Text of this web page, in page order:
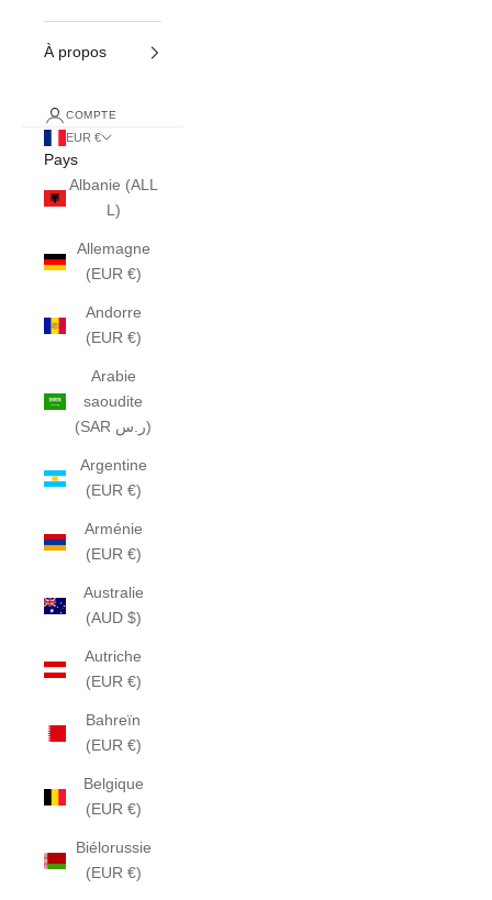
À propos
COMPTE
EUR €
Pays
Albanie (ALL
L)
Allemagne
(EUR €)
Andorre
(EUR €)
Arabie
saoudite
(SAR ر.س)
Argentine
(EUR €)
Arménie
(EUR €)
Australie
(AUD $)
Autriche
(EUR €)
Bahreïn
(EUR €)
Belgique
(EUR €)
Biélorussie
(EUR €)